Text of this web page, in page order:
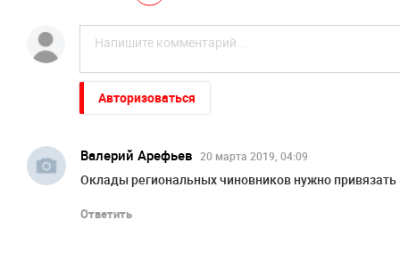
Авторизоваться
Валерий Арефьев 20 марта 2019, 04:09
Оклады региональных чиновников нужно
Ответить